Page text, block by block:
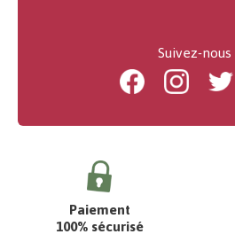
Suivez-
FacebookInstagram
Paiement
100% sécurisé